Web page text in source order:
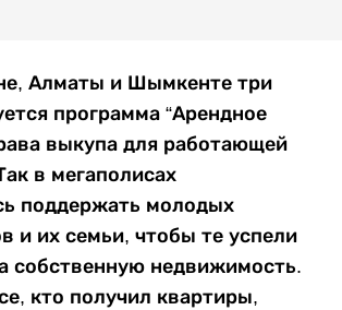
Алматы и Шымкенте три
программа “Арендное
выкупа для работающей
в мегаполисах
поддержать молодых
и их семьи, чтобы те успели
собственную недвижимость.
кто получил квартиры,